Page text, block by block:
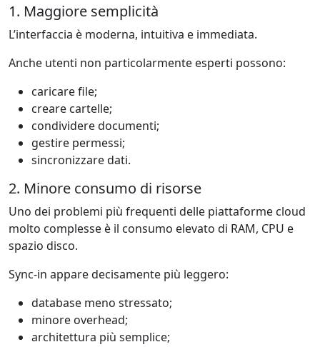
1. Maggiore semplicità
L’interfaccia è moderna, intuitiva e immediata.
Anche utenti non particolarmente esperti possono:
caricare file;
creare cartelle;
condividere documenti;
gestire permessi;
sincronizzare dati.
2. Minore consumo di risorse
Uno dei problemi più frequenti delle piattaforme cloud
molto complesse è il consumo elevato di RAM, CPU e
spazio disco.
Sync-in appare decisamente più leggero:
database meno stressato;
minore overhead;
architettura più semplice;